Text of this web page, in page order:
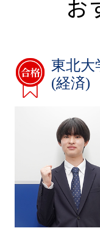
お
東北大
(経済)